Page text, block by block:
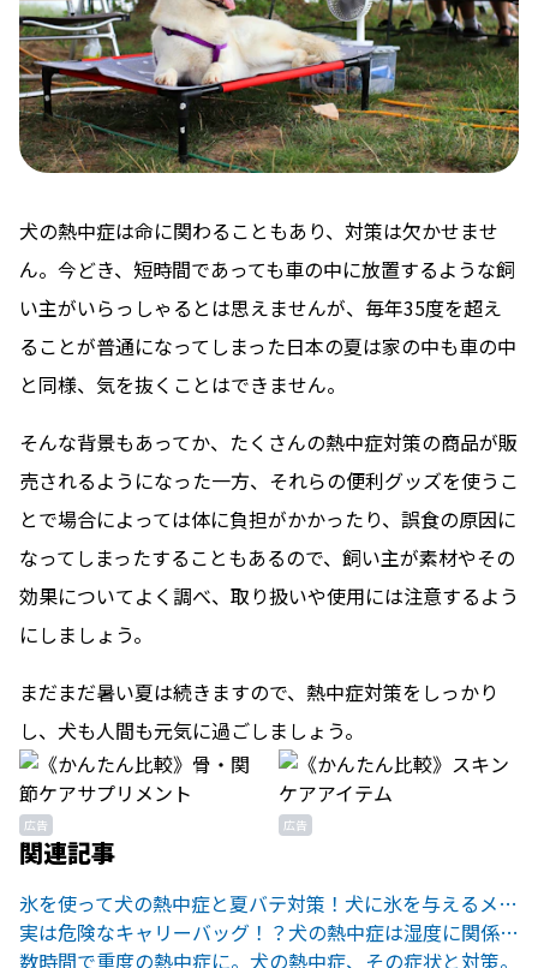
犬の熱中症は命に関わることもあり、対策は欠かせませ
ん。今どき、短時間であっても車の中に放置するような飼
い主がいらっしゃるとは思えませんが、毎年35度を超え
ることが普通になってしまった日本の夏は家の中も車の中
と同様、気を抜くことはできません。
そんな背景もあってか、たくさんの熱中症対策の商品が販
売されるようになった一方、それらの便利グッズを使うこ
とで場合によっては体に負担がかかったり、誤食の原因に
なってしまったすることもあるので、飼い主が素材やその
効果についてよく調べ、取り扱いや使用には注意するよう
にしましょう。
まだまだ暑い夏は続きますので、熱中症対策をしっかり
し、犬も人間も元気に過ごしましょう。
広告 広告
関連記事
氷を使って犬の熱中症と夏バテ対策！犬に氷を与えるメリットと注意点
実は危険なキャリーバッグ！？犬の熱中症は湿度に関係があった！
数時間で重度の熱中症に。犬の熱中症、その症状と対策。